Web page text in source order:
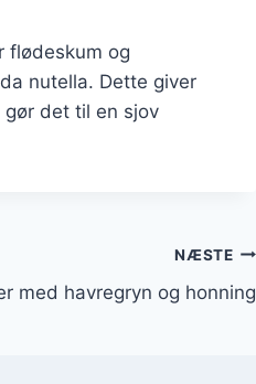
flødeskum og
nutella. Dette giver
det til en sjov
NÆSTE
med havregryn og honning